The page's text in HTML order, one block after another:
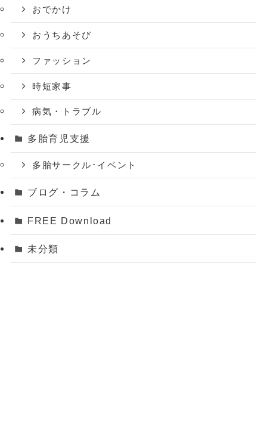
おでかけ
おうちあそび
ファッション
時短家事
病気・トラブル
多胎育児支援
多胎サークル･イベント
ブログ・コラム
FREE Download
未分類